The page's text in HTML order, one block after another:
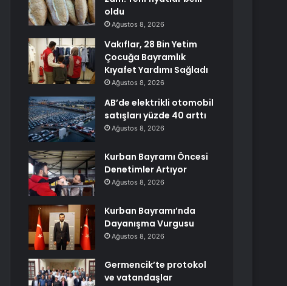
oldu
Ağustos 8, 2026
Vakıflar, 28 Bin Yetim
Çocuğa Bayramlık
Kıyafet Yardımı Sağladı
Ağustos 8, 2026
AB’de elektrikli otomobil
satışları yüzde 40 arttı
Ağustos 8, 2026
Kurban Bayramı Öncesi
Denetimler Artıyor
Ağustos 8, 2026
Kurban Bayramı’nda
Dayanışma Vurgusu
Ağustos 8, 2026
Germencik’te protokol
ve vatandaşlar